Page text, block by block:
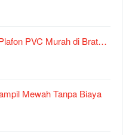
PVC Murah di Brat…
Mewah Tanpa Biaya